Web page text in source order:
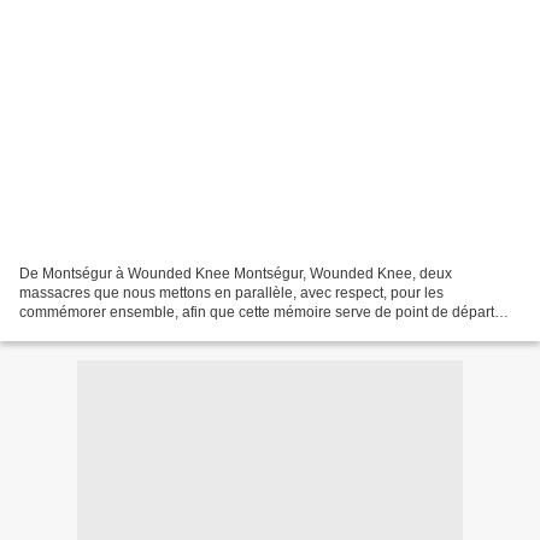
De Montségur à Wounded Knee Montségur, Wounded Knee, deux
massacres que nous mettons en parallèle, avec respect, pour les
commémorer ensemble, afin que cette mémoire serve de point de départ